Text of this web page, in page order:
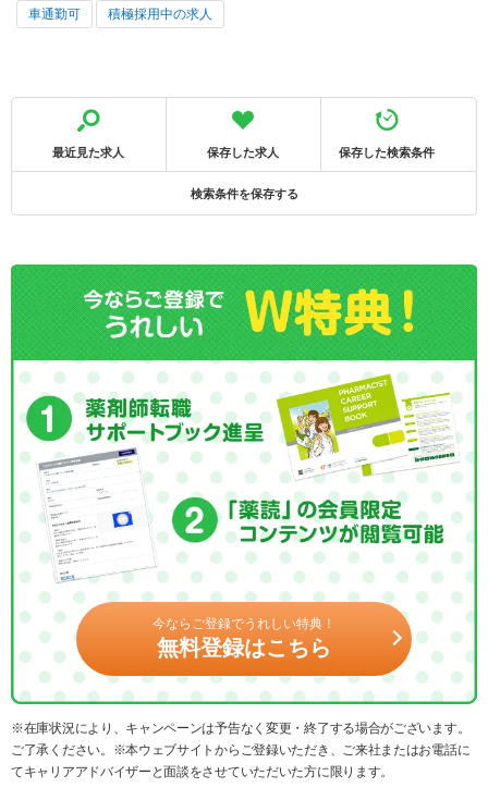
車通勤可 積極採用中の求人
最近見た求人 保存した求人 保存した検索条件
検索条件を保存する
今ならご登録でうれしい特典！
無料登録はこちら
※在庫状況により、キャンペーンは予告なく変更・終了する場合がございます。
ご了承ください。※本ウェブサイトからご登録いただき、ご来社またはお電話に
てキャリアアドバイザーと面談をさせていただいた方に限ります。